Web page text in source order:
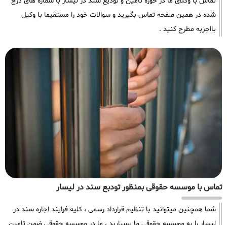
شده در همین صفحه تماس بگیرید و سوالات خود را مستقیما با وکیل
بااجربه مطرح کنید .
تماس با موسسه حقوقی بمنظور تودبع سند در لیسار
شما همچنین میتوانید با تنظیم قرارداد رسمی ، کلیه فرایند اجاره سند در